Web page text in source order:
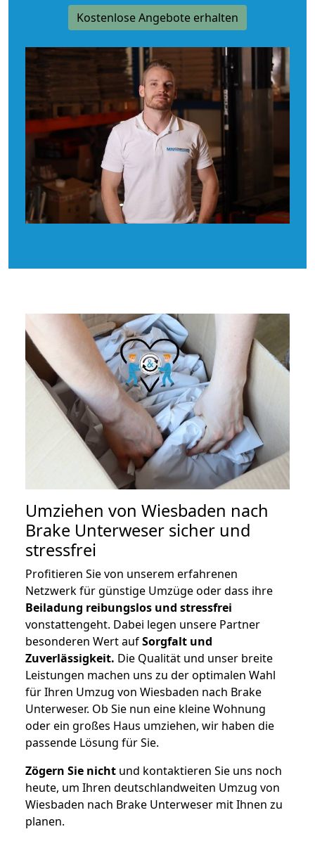
Kostenlose Angebote erhalten
Umziehen von Wiesbaden nach
Brake Unterweser sicher und
stressfrei
Profitieren Sie von unserem erfahrenen
Netzwerk für günstige Umzüge oder dass ihre
Beiladung reibungslos und stressfrei
vonstattengeht. Dabei legen unsere Partner
besonderen Wert aufSorgfalt und
Zuverlässigkeit. Die Qualität und unser breite
Leistungen machen uns zu der optimalen Wahl
für Ihren Umzug von Wiesbaden nach Brake
Unterweser. Ob Sie nun eine kleine Wohnung
oder ein großes Haus umziehen, wir haben die
passende Lösung für Sie.
Zögern Sie nicht und kontaktieren Sie uns noch
heute, um Ihren deutschlandweiten Umzug von
Wiesbaden nach Brake Unterweser mit Ihnen zu
planen.